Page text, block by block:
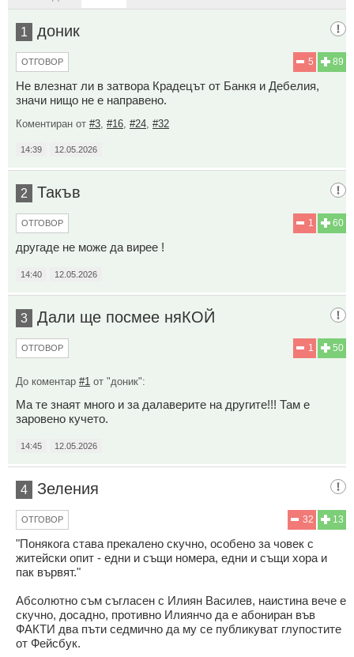
1 доник
89
5
ОТГОВОР
Не влезнат ли в затвора Крадецът от Банкя и Дебелия,
значи нищо не е направено.
Коментиран от #3 #16 #24 #32
14:39 12.05.2026
2 Такъв
60
1
ОТГОВОР
другаде не може да вирее !
14:40 12.05.2026
3 Дали ще посмее няКОЙ
50
1
ОТГОВОР
До коментар #1 от "доник":
Ма те знаят много и за далаверите на другите!!! Там е
заровено кучето.
14:45 12.05.2026
4 Зеления
13
32
ОТГОВОР
"Понякога става прекалено скучно, особено за човек с
житейски опит - едни и същи номера, едни и същи хора и
пак вървят."
Абсолютно съм съгласен с Илиян Василев, наистина вече е
скучно, досадно, противно Илиянчо да е абониран във
ФАКТИ два пъти седмично да му се публикуват глупостите
от Фейсбук.